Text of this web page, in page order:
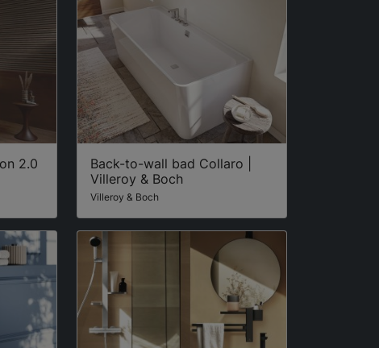
2.0
Back-to-wall bad Collaro |
Villeroy & Boch
Villeroy & Boch